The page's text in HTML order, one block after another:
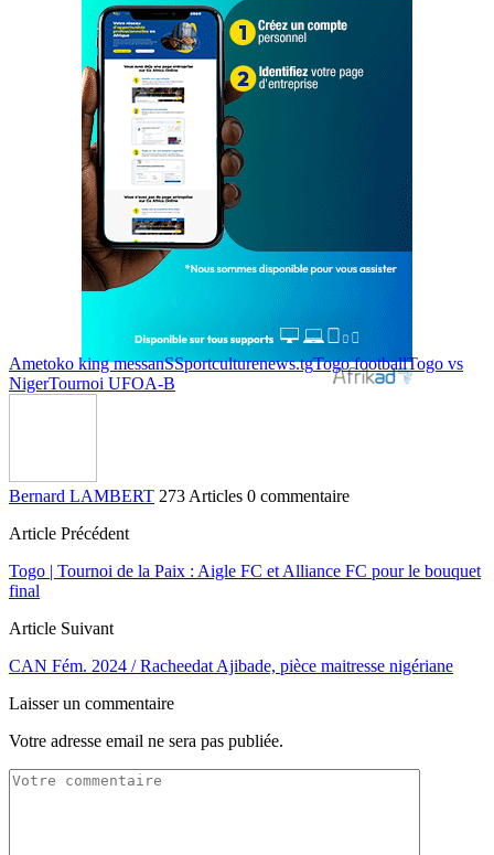
Ametoko king messanSSportculturenews.tgTogo footballTogo vs
NigerTournoi UFOA-B
Bernard LAMBERT 273 Articles 0 commentaire
Article Précédent
Togo | Tournoi de la Paix : Aigle FC et Alliance FC pour le bouquet
final
Article Suivant
CAN Fém. 2024 / Racheedat Ajibade, pièce maitresse nigériane
Laisser un commentaire
Votre adresse email ne sera pas publiée.